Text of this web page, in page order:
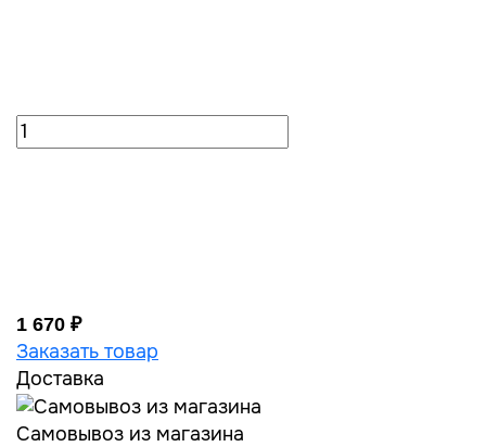
1 670 ₽
Заказать товар
Доставка
Самовывоз из магазина